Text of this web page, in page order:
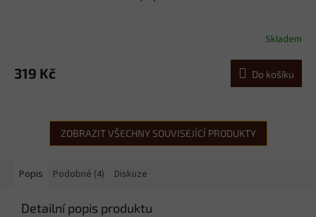
Skladem
319 Kč Do košíku
ZOBRAZIT VŠECHNY SOUVISEJÍCÍ PRODUKTY
Popis Podobné (4) Diskuze
Detailní popis produktu